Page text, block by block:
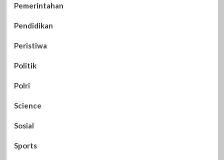
Pemerintahan
Pendidikan
Peristiwa
Politik
Polri
Science
Sosial
Sports